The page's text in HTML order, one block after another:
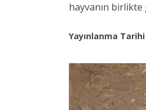
hayvanın
Yayınlanma Tarihi